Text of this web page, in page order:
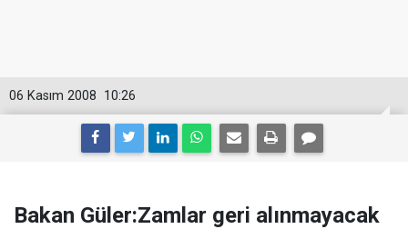
10:26
06 Kasım 2008
Bakan Güler:Zamlar geri alınmayacak